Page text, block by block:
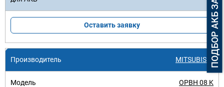
Оставить заявку
MITSUBISHI
OPBH 08 K